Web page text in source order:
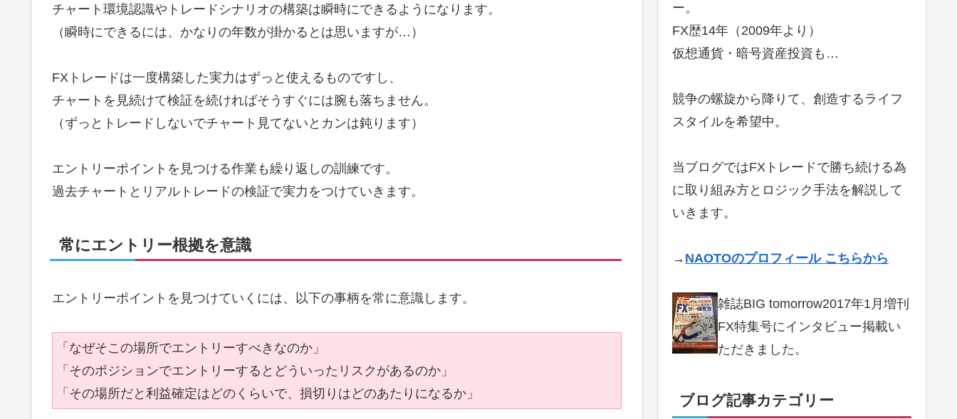
チャート環境認識やトレードシナリオの構築は瞬時にできるようになります。
（瞬時にできるには、かなりの年数が掛かるとは思いますが…）
FXトレードは一度構築した実力はずっと使えるものですし、
チャートを見続けて検証を続ければそうすぐには腕も落ちません。
（ずっとトレードしないでチャート見てないとカンは鈍ります）
エントリーポイントを見つける作業も繰り返しの訓練です。
過去チャートとリアルトレードの検証で実力をつけていきます。
常にエントリー根拠を意識
エントリーポイントを見つけていくには、以下の事柄を常に意識します。
「なぜそこの場所でエントリーすべきなのか」
「そのポジションでエントリーするとどういったリスクがあるのか」
「その場所だと利益確定はどのくらいで、損切りはどのあたりになるか」
ー。
FX歴14年（2009年より）
仮想通貨・暗号資産投資も…
競争の螺旋から降りて、創造するライフ
スタイルを希望中。
当ブログではFXトレードで勝ち続ける為
に取り組み方とロジック手法を解説して
いきます。
→ NAOTOのプロフィール こちらから
雑誌BIG tomorrow2017年1月増刊
FX特集号にインタビュー掲載い
ただきました。
ブログ記事カテゴリー